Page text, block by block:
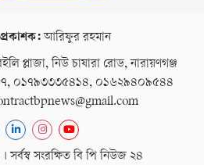
আরিফুর রহমান
প্লাজা, নিউ চাষারা রোড, নারায়ণগঞ্জ
০১৭৯৩৩৩৫৪১৪, ০১৬২৯৪০৯৫৪৪
সংরক্ষিত বি পি নিউজ ২৪